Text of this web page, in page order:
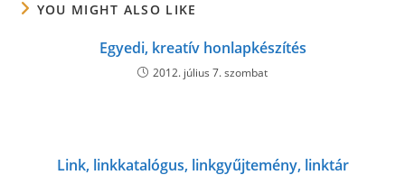
YOU MIGHT ALSO LIKE
Egyedi, kreatív honlapkészítés
2012. július 7. szombat
Link, linkkatalógus, linkgyűjtemény, linktár